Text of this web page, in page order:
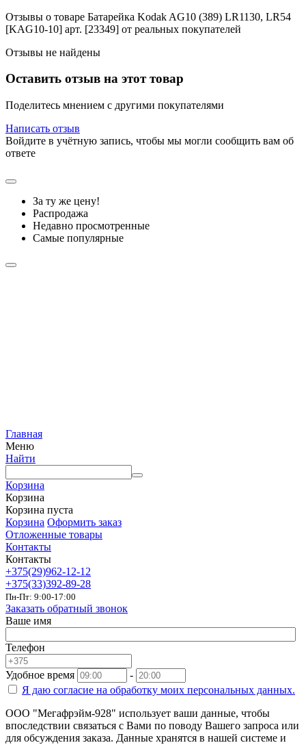
Отзывы о товаре Батарейка Kodak AG10 (389) LR1130, LR54
[KAG10-10] арт. [23349] от реальных покупателей
Отзывы не найдены
Оставить отзыв на этот товар
Поделитесь мнением с другими покупателями
Написать отзыв
Войдите в учётную запись, чтобы мы могли сообщить вам об
ответе
За ту же цену!
Распродажа
Недавно просмотренные
Самые популярные
Главная
Меню
Найти
Корзина
Корзина
Корзина пуста
Корзина Оформить заказ
Отложенные товары
Контакты
Контакты
+375(29)962-12-12
+375(33)392-89-28
Пн-Пт: 9:00-17:00
Заказать обратный звонок
Ваше имя
Телефон
Удобное время
-
Я даю согласие на обработку моих персональных данных.
ООО "Мегафрэйм-928" использует ваши данные, чтобы
впоследствии связаться с Вами по поводу Вашего запроса или
для обсуждения заказа. Данные хранятся в нашей системе и